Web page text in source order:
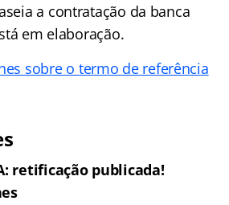
a contratação da banca
em elaboração.
sobre o termo de referência
retificação publicada!